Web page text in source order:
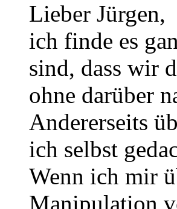
Lieber Jürgen,
ich finde es
sind, dass wir
ohne darüber
Andererseits
ich selbst
Wenn ich mir
Manipulation